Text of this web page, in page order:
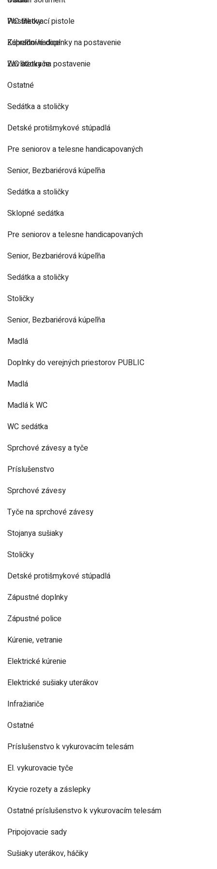
Postřikovací pistole
Zahradní hadice
Zavlažovače
WC štetky
Kúpeľňové doplnky na postavenie
WC štetky na postavenie
Ostatné
Sedátka a stoličky
Detské protišmykové stúpadlá
Pre seniorov a telesne handicapovaných
Senior, Bezbariérová kúpeľňa
Sedátka a stoličky
Sklopné sedátka
Pre seniorov a telesne handicapovaných
Senior, Bezbariérová kúpeľňa
Sedátka a stoličky
Stoličky
Senior, Bezbariérová kúpeľňa
Madlá
Doplnky do verejných priestorov PUBLIC
Madlá
Madlá k WC
WC sedátka
Sprchové závesy a tyče
Príslušenstvo
Sprchové závesy
Tyče na sprchové závesy
Stojanya sušiaky
Stoličky
Detské protišmykové stúpadlá
Zápustné doplnky
Zápustné police
Kúrenie, vetranie
Elektrické kúrenie
Elektrické sušiaky uterákov
Infražiariče
Ostatné
Príslušenstvo k vykurovacím telesám
El. vykurovacie tyče
Krycie rozety a záslepky
Ostatné príslušenstvo k vykurovacím telesám
Pripojovacie sady
Sušiaky uterákov, háčiky